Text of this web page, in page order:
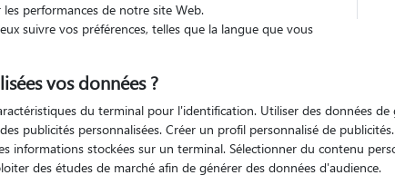
dates
performances de notre site Web.
suivre vos préférences, telles que la langue que vous
vos données ?
du terminal pour l'identification. Utiliser des données
publicités personnalisées. Créer un profil personnalisé de
informations stockées sur un terminal. Sélectionner du contenu
des études de marché afin de générer des données d'audience.